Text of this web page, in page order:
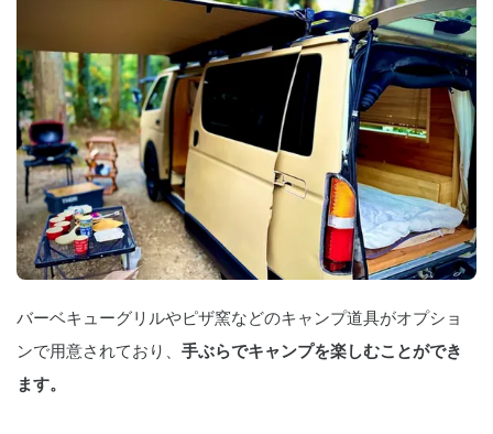
積めます。長距離ドライブでも快適な乗
り心地で、移動時間も楽しい思い出に。
    🚐 バンテック コルドリーブスで自由な
旅を満喫しませんか？
    気になる方はぜひチャットにてお問い
合わせ下さい！
バーベキューグリルやピザ窯などのキャンプ道具がオプショ
ンで用意されており、 手ぶらでキャンプを楽しむことができ
ます。